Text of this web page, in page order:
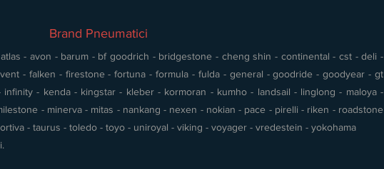
Brand Pneumatici
- avon - barum - bf goodrich - bridgestone - cheng shin - continental - cst - deli -
- falken - firestone - fortuna - formula - fulda - general - goodride - goodyear - gt
- kenda - kingstar - kleber - kormoran - kumho - landsail - linglong - maloya -
- minerva - mitas - nankang - nexen - nokian - pace - pirelli - riken - roadstone
- taurus - toledo - toyo - uniroyal - viking - voyager - vredestein - yokohama